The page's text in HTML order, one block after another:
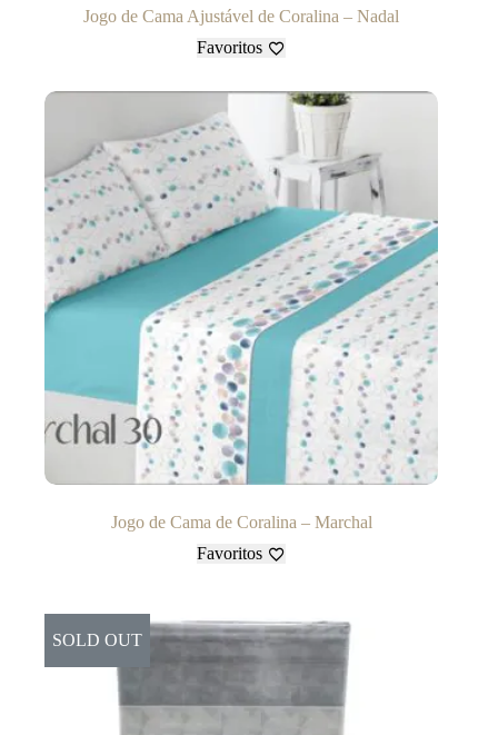
Jogo de Cama Ajustável de Coralina – Nadal
Favoritos
Jogo de Cama de Coralina – Marchal
Favoritos
SOLD OUT